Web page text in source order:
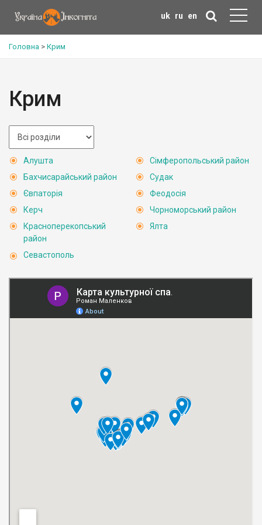
uk ru en
Головна > Крим
Крим
Алушта
Бахчисарайський район
Євпаторія
Керч
Красноперекопський
район
Севастополь
Сімферопольський район
Судак
Феодосія
Чорноморський район
Ялта